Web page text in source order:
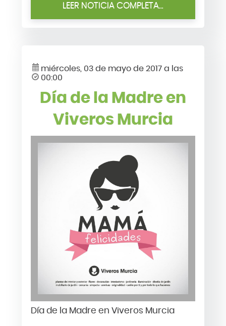
LEER NOTICIA COMPLETA...
miércoles, 03 de mayo de 2017 a las
00:00
Día de la Madre en
Viveros Murcia
Día de la Madre en Viveros Murcia